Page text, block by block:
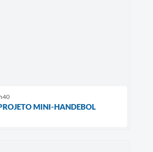
MINI-HANDEBOL